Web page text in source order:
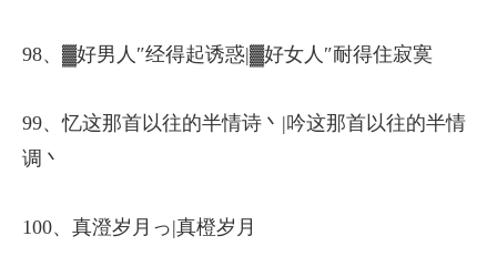
98、▓好男人″经得起诱惑|▓好女人″耐得住寂寞
99、忆这那首以往的半情诗丶|吟这那首以往的半情
调丶
100、真澄岁月っ|真橙岁月